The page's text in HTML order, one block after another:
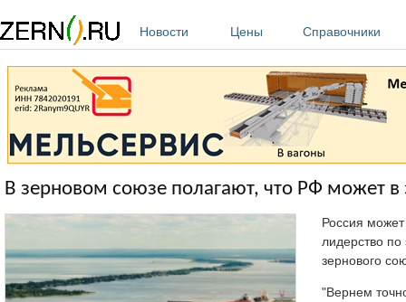
Новости
Цены Справочники
В зерновом союзе полагают, что РФ может в
Россия
лидерство
зернового
"Вернем